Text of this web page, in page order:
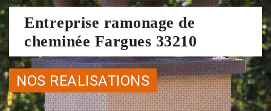
Entreprise ramonage de
cheminée Fargues 33210
NOS REALISATIONS